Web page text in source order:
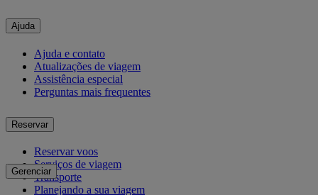
Ajuda
Ajuda e contato
Atualizações de viagem
Assistência especial
Perguntas mais frequentes
Reservar
Reservar voos
Serviços de viagem
Transporte
Planejando a sua viagem
Gerenciar